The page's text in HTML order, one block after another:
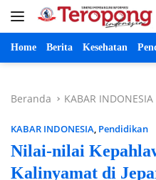
Langsung
Home Berita Kesehatan
Beranda KABAR INDONESIA
KABAR INDONESIA, Pendidikan
Nilai-nilai
Kalinyamat di